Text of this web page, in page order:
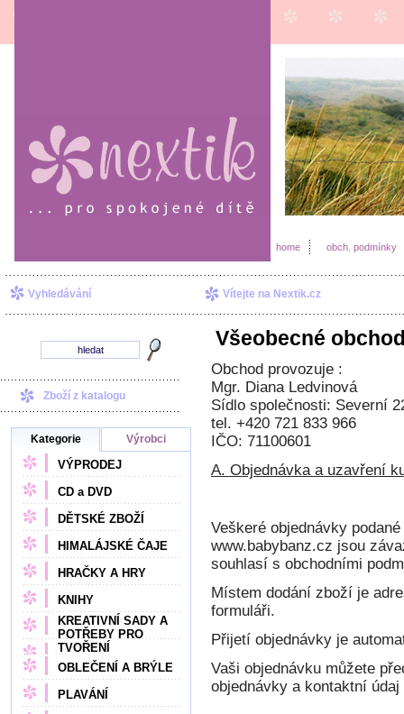
home obch. podmínky
Vyhledávání Vítejte na Nextik.cz
Zboží z katalogu
Kategorie Výrobci
VÝPRODEJ
CD a DVD
DĚTSKÉ ZBOŽÍ
HIMALÁJSKÉ ČAJE
HRAČKY A HRY
KNIHY
KREATIVNÍ SADY A
POTŘEBY PRO
TVOŘENÍ
OBLEČENÍ A BRÝLE
PLAVÁNÍ
Všeobecné
Obchod provozuje :
Mgr. Diana Ledvinová
Sídlo společnosti: Severní
tel. +420 721 833 966
IČO: 71100601
A. Objednávka a uzavření
Veškeré objednávky
www.babybanz.cz jsou
souhlasí s obchodními
Místem dodání zboží je
formuláři.
Přijetí objednávky je
Vaši objednávku můžete
objednávky a kontaktní údaj